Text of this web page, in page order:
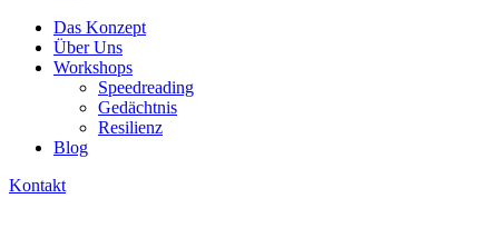
Das Konzept
Über Uns
Workshops
Speedreading
Gedächtnis
Resilienz
Blog
Kontakt